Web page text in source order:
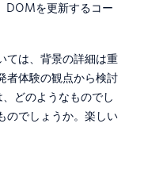
DOMを更新するコー
ては、背景の詳細は重
者体験の観点から検討
どのようなものでし
のでしょうか。楽しい